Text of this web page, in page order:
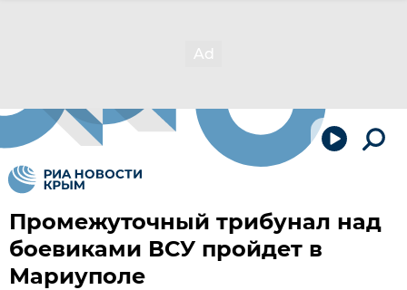
Промежуточный трибунал над
боевиками ВСУ пройдет в
Мариуполе